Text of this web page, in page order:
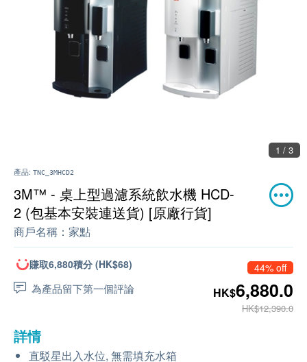
1 / 3
產品: TNC_3MHCD2
3M™ - 桌上型過濾系統飲水機 HCD-
2 (包基本安裝連送貨) [原廠行貨]
商戶名稱： 家點
賺取6,880積分 (HK$68)
為產品留下第一個評論
44% off
HK$6,880.0
HK$12,390.0
詳情
直駁星出入水位, 無需填充水箱